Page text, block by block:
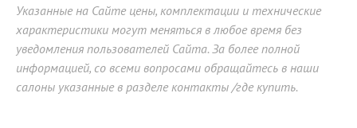
Указанные на Сайте цены, комплектации и технические
характеристики могут меняться в любое время без
уведомления пользователей Сайта. За более полной
информацией, со всеми вопросами обращайтесь в наши
салоны указанные в разделе контакты /где купить.